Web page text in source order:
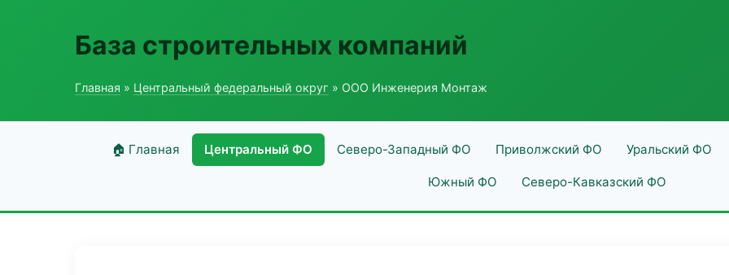
База строительных компаний
Главная » Центральный федеральный округ » ООО Инженерия Монтаж
🏠 Главная Центральный ФО Северо-Западный ФО Приволжский ФО Уральский ФО
Южный ФО Северо-Кавказский ФО